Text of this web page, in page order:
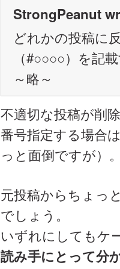
StrongPeanut
どれかの投稿に
（#○○○○）を記
～略～
不適切な投稿が削
番号指定する場合
っと面倒ですが）
元投稿からちょっ
でしょう。
いずれにしてもケ
読み手にとって分